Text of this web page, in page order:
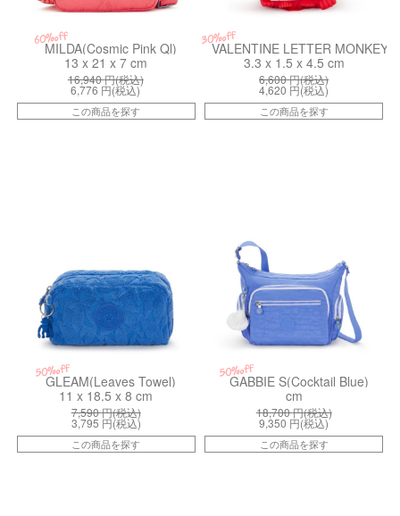
60%off
MILDA(Cosmic Pink Ql)
13 x 21 x 7 cm
16,940円(税込)
6,776 円(税込)
この商品を探す
30%off
VALENTINE LETTER
3.3 x 1.5 x 4.5 cm
6,600円(税込)
4,620 円(税込)
この商品を探す
50%off
GLEAM(Leaves Towel)
11 x 18.5 x 8 cm
7,590円(税込)
3,795 円(税込)
この商品を探す
50%off
GABBIE S(Cocktail Blue)
cm
18,700円(税込)
9,350 円(税込)
この商品を探す